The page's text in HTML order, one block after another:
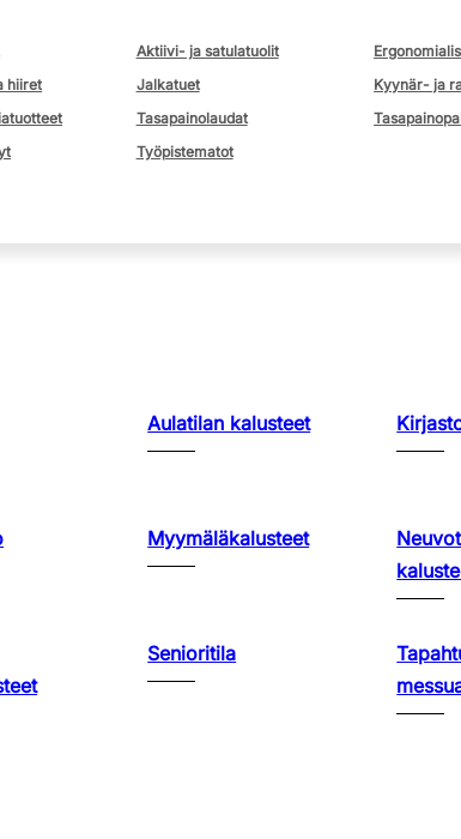
Aktiivi- ja satulatuolit
hiiret
Jalkatuet
Kyynär- ja
Tasapainolaudat
Työpistematot
Aulatilan kalusteet
Myymäläkalusteet
Senioritila